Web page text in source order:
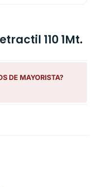
110 1Mt.
DE MAYORISTA?